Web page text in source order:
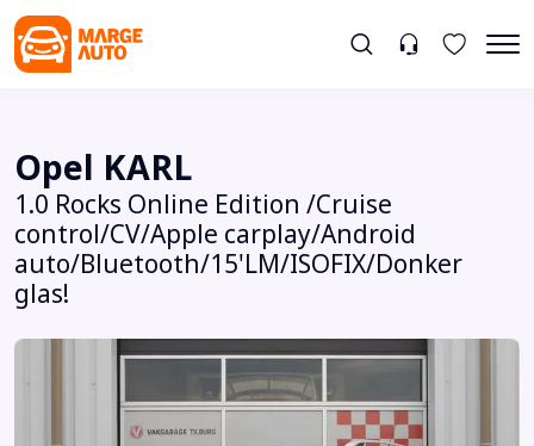
Opel KARL
1.0 Rocks Online Edition /Cruise
control/CV/Apple carplay/Android
auto/Bluetooth/15'LM/ISOFIX/Donker
glas!